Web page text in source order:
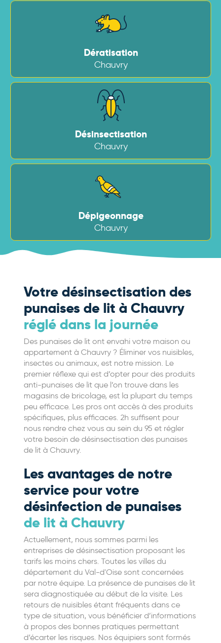
Dératisation
Chauvry
Désinsectisation
Chauvry
Dépigeonnage
Chauvry
Votre désinsectisation des
punaises de lit à Chauvry
réglé dans la journée
Des punaises de lit ont envahi votre maison ou
appartement à Chauvry ? Éliminer vos nuisibles,
insectes ou animaux, est notre mission. Le
premier réflexe qui est d’opter pour des produits
anti-punaises de lit que l’on trouve dans les
magasins de bricolage, est la plupart du temps
peu efficace. Les pros ont accès à des produits
spécifiques, plus efficaces. 2h suffisent pour
nous rendre chez vous au sein du 95 et régler
votre besoin de désinsectisation des punaises
de lit à Chauvry.
Les avantages de notre
service pour votre
désinfection de punaises
de lit à Chauvry
Actuellement, nous sommes parmi les
entreprises de désinsectisation proposant les
tarifs les moins chers. Toutes les villes du
département du Val-d'Oise sont concernées
par notre équipe. La présence de punaises de lit
sera diagnostiquée au début de la visite. Les
retours de nuisibles étant fréquents dans ce
type de situation, vous bénéficier d’informations
à propos des bonnes pratiques permettant
d’écarter les risques. Nos équipiers sont formés